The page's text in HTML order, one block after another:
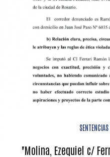
"Molina, Ezequiel c/